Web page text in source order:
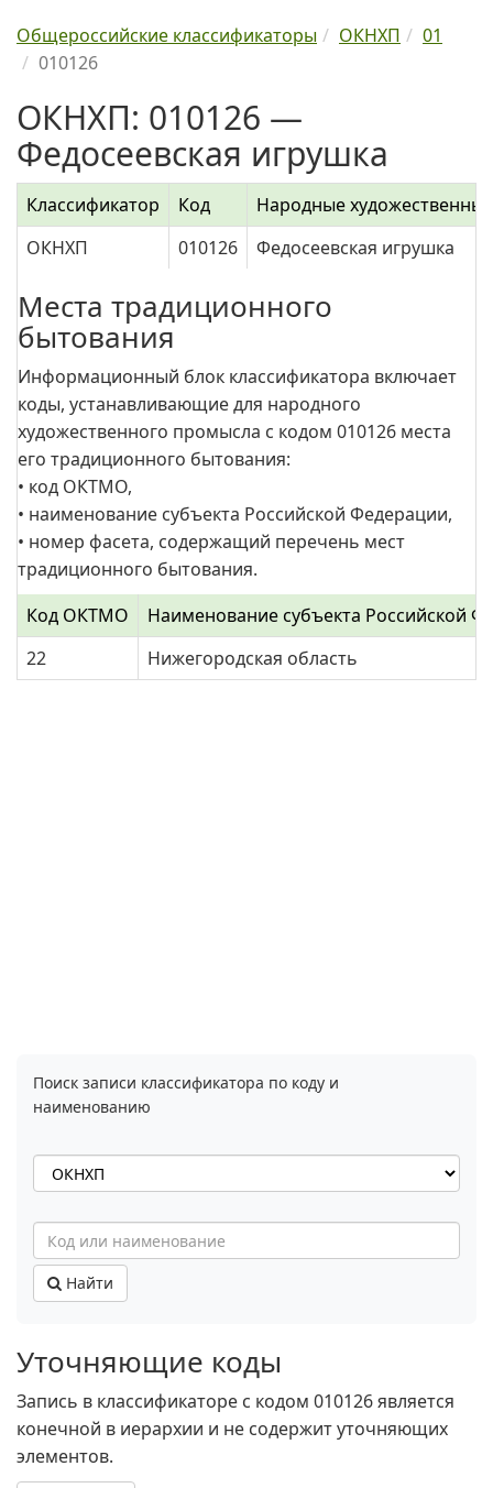
Общероссийские классификаторы ОКНХП
01
010126
ОКНХП: 010126 —
Федосеевская игрушка
Классификатор Код
Народные
ОКНХП
010126 Федосеевская игрушка
Места традиционного
бытования
Информационный блок классификатора включает
коды, устанавливающие для народного
художественного промысла с кодом 010126 места
его традиционного бытования:
• код ОКТМО,
• наименование субъекта Российской Федерации,
• номер фасета, содержащий перечень мест
традиционного бытования.
Код ОКТМО
Наименование субъекта Российской
22
Нижегородская область
Поиск записи классификатора по коду и
наименованию
Найти
Уточняющие коды
Запись в классификаторе с кодом 010126 является
конечной в иерархии и не содержит уточняющих
элементов.